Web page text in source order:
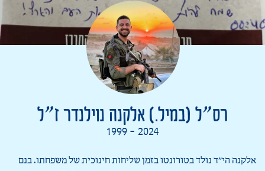
רס”ל (במיל.) אלקנה נוילנדר ז”ל
1999 - 2024
אלקנה הי”ד נולד בטורונטו בזמן שליחות חינוכית של משפחתו. בנם